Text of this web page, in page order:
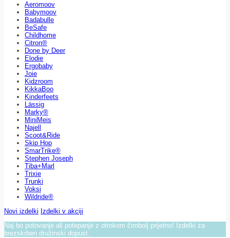
Aeromoov
Babymoov
Badabulle
BeSafe
Childhome
Citron®
Done by Deer
Elodie
Ergobaby
Joie
Kidzroom
KikkaBoo
Kinderfeets
Lässig
Marky®
MiniMeis
Najell
Scoot&Ride
Skip Hop
SmarTrike®
Stephen Joseph
Tiba+Marl
Trixie
Trunki
Voksi
Wildride®
Novi izdelki Izdelki v akciji
Naj bo potovanje ali potepanje z otrokom čimbolj prijetno! Izdelki za
brezskrben družinski dopust.